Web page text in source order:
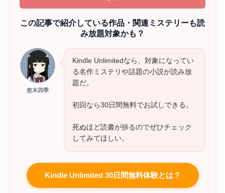
この記事で紹介している作品・関連ミステリーも読
み放題対象かも？
悠木四季
Kindle Unlimitedなら、対象になってい
る名作ミステリや話題の小説が読み放
題だ。
初回なら30日間無料でお試しできる。
死ぬほど読書が捗るのでぜひチェック
してみてほしい。
Kindle Unlimited 30日間無料体験とは？